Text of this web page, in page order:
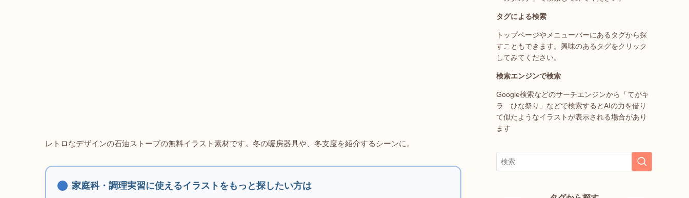
レトロなデザインの石油ストーブの無料イラスト素材です。冬の暖房器具や、冬支度を紹介するシーンに。
家庭科・調理実習に使えるイラストをもっと探したい方は
タグによる検索
トップページやメニューバーにあるタグから探
すこともできます。興味のあるタグをクリック
してみてください。
検索エンジンで検索
Google検索などのサーチエンジンから「てがキ
ラ ひな祭り」などで検索するとAIの力を借り
て似たようなイラストが表示される場合があり
ます